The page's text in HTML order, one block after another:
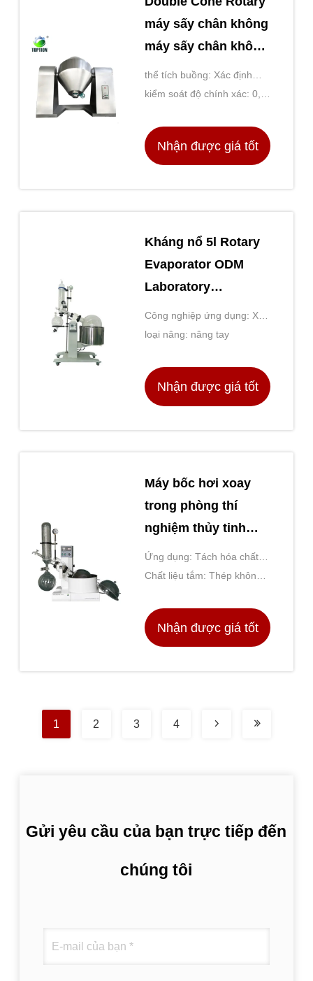
máy sấy chân không
máy sấy chân không
Toption Trung Quốc
thể tích buồng: Xác định
theo mô hình
kiểm soát độ chính xác: 0,1
Nhận được giá tốt
Kháng nổ 5l Rotary
Evaporator ODM
Laboratory
Evaporator
Công nghiệp ứng dụng: Xóa
CBD
loại nâng: nâng tay
Nhận được giá tốt
Máy bốc hơi xoay
trong phòng thí
nghiệm thủy tinh
borosilicate cao để
tách hóa học
Ứng dụng: Tách hóa chất,
chưng cất
Chất liệu tắm: Thép không
Nhận được giá tốt
1 2 3 4
Gửi yêu cầu của bạn trực tiếp đến
chúng tôi